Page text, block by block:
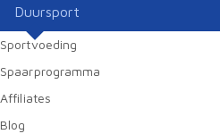
Duursport
Sportvoeding
Spaarprogramma
Affiliates
Blog